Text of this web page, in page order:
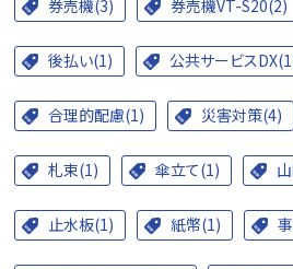
券売機(3) 券売機VT-S20(2)
後払い(1) 公共サービス
合理的配慮(1) 災害対策(4)
札束(1) 傘立て(1)
止水板(1) 紙幣(1)